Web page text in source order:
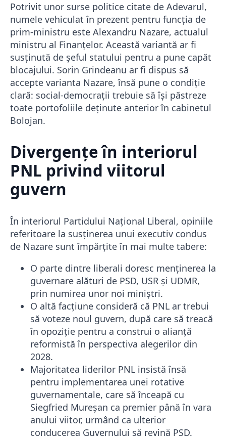
Potrivit unor surse politice citate de Adevarul,
numele vehiculat în prezent pentru funcția de
prim-ministru este Alexandru Nazare, actualul
ministru al Finanțelor. Această variantă ar fi
susținută de șeful statului pentru a pune capăt
blocajului. Sorin Grindeanu ar fi dispus să
accepte varianta Nazare, însă pune o condiție
clară: social-democrații trebuie să își păstreze
toate portofoliile deținute anterior în cabinetul
Bolojan.
Divergențe în interiorul
PNL privind viitorul
guvern
În interiorul Partidului Național Liberal, opiniile
referitoare la susținerea unui executiv condus
de Nazare sunt împărțite în mai multe tabere:
O parte dintre liberali doresc menținerea la
guvernare alături de PSD, USR și UDMR,
prin numirea unor noi miniștri.
O altă facțiune consideră că PNL ar trebui
să voteze noul guvern, după care să treacă
în opoziție pentru a construi o alianță
reformistă în perspectiva alegerilor din
2028.
Majoritatea liderilor PNL insistă însă
pentru implementarea unei rotative
guvernamentale, care să înceapă cu
Siegfried Mureșan ca premier până în vara
anului viitor, urmând ca ulterior
conducerea Guvernului să revină PSD.